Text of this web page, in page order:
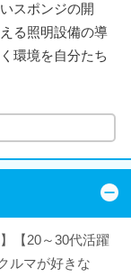
スポンジの開
る照明設備の導
環境を自分たち
【20～30代活躍
ルマが好きな